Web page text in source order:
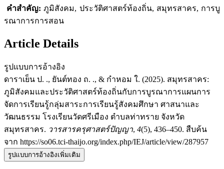
คำสำคัญ: ภูมิสังคม, ประวัติศาสตร์ท้องถิ่น, สมุทรสาคร, การบู
รณาการการสอน
Article Details
รูปแบบการอ้างอิง
ดาราเย็น ป. ., ยันต์ทอง ถ. ., & กำหอม ใ. (2025). สมุทรสาคร:
ภูมิสังคมและประวัติศาสตร์ท้องถิ่นกับการบูรณาการแผนการ
จัดการเรียนรู้กลุ่มสาระการเรียนรู้สังคมศึกษา ศาสนาและ
วัฒนธรรม โรงเรียนวัดศรีเมือง ตำบลท่าทราย จังหวัด
สมุทรสาคร. วารสารครุศาสตร์ปัญญา, 4(5), 436–450. สืบค้น
จาก https://so06.tci-thaijo.org/index.php/IEJ/article/view/287957
รูปแบบการอ้างอิงเพิ่มเติม